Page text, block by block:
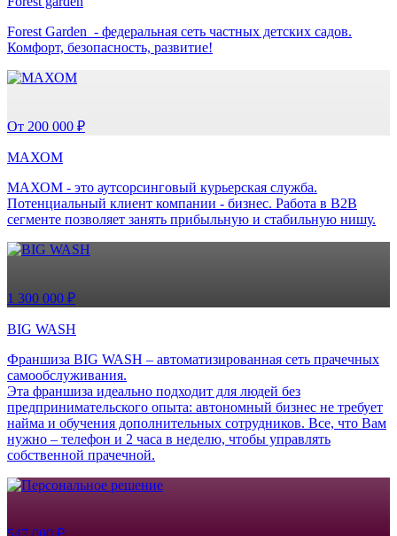
Forest Garden - федеральная сеть частных детских садов.
Комфорт, безопасность, развитие!
От 200 000 ₽
МАХОМ
МАХОМ - это аутсорсинговый курьерская служба.
Потенциальный клиент компании - бизнес. Работа в B2B
сегменте позволяет занять прибыльную и стабильную нишу.
1 300 000 ₽
BIG WASH
Франшиза BIG WASH – автоматизированная сеть прачечных
самообслуживания.
Эта франшиза идеально подходит для людей без
предпринимательского опыта: автономный бизнес не требует
найма и обучения дополнительных сотрудников. Все, что Вам
нужно – телефон и 2 часа в неделю, чтобы управлять
собственной прачечной.